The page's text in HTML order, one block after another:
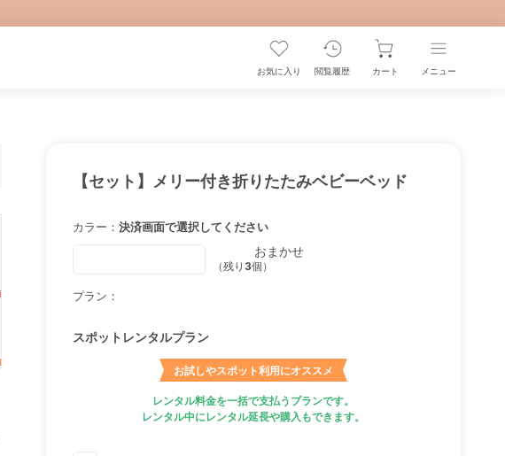
お気に入り 閲覧履歴 カート メニュー
【セット】メリー付き折りたたみベビーベッド
カラー： 決済画面で選択してください
おまかせ
（残り 3個）
プラン：
スポットレンタルプラン
お試しやスポット利用にオススメ
レンタル料金を一括で支払うプランです。
レンタル中にレンタル延長や購入もできます。